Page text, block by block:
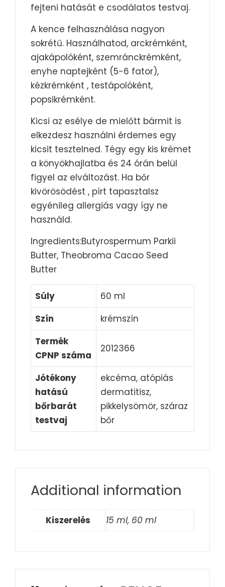
fejteni hatását e csodálatos testvaj.
A kence felhasználása nagyon
sokrétű. Használhatod, arckrémként,
ajakápolóként, szemránckrémként,
enyhe naptejként (5-6 fator),
kézkrémként , testápolóként,
popsikrémként.
Kicsi az esélye de mielőtt bármit is
elkezdesz használni érdemes egy
kicsit tesztelned. Tégy egy kis krémet
a könyökhajlatba és 24 órán belül
figyel az elváltozást. Ha bőr
kivörösödést , pírt tapasztalsz
egyénileg allergiás vagy így ne
használd.
Ingredients:Butyrospermum Parkii
Butter, Theobroma Cacao Seed
Butter
Súly
60 ml
Szín
krémszín
Termék
CPNP száma
2012366
Jótékony
hatású
bőrbarát
testvaj
ekcéma, atópiás
dermatitisz,
pikkelysömör, száraz
bőr
Additional information
Kiszerelés 15 ml, 60 ml